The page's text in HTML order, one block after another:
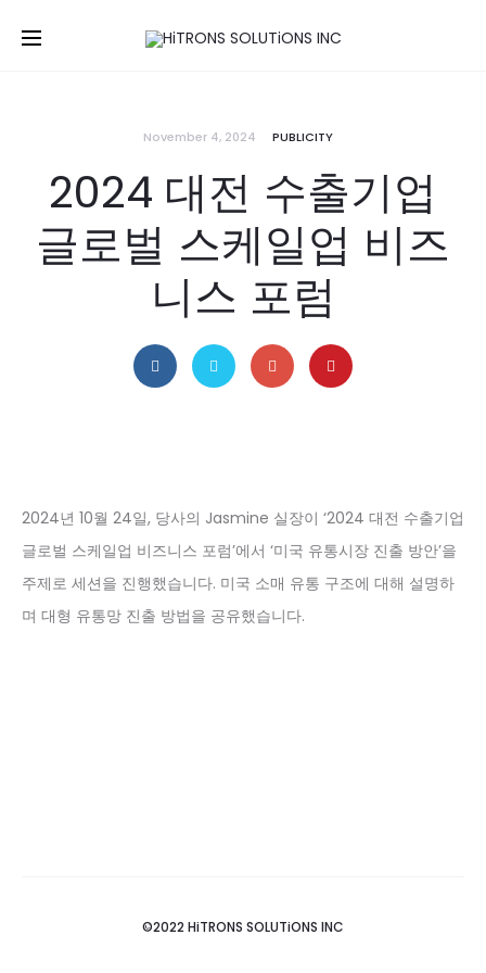
November 4, 2024 PUBLICITY
2024 대전 수출기업
글로벌 스케일업 비즈
니스 포럼
2024년 10월 24일, 당사의 Jasmine 실장이 ‘2024 대전 수출기업
글로벌 스케일업 비즈니스 포럼’에서 ‘미국 유통시장 진출 방안’을
주제로 세션을 진행했습니다. 미국 소매 유통 구조에 대해 설명하
며 대형 유통망 진출 방법을 공유했습니다.
©2022 HiTRONS SOLUTiONS INC